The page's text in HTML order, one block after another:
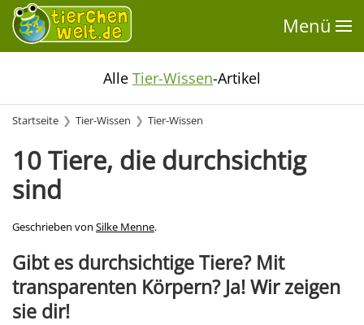
Menü
Alle Tier-Wissen-Artikel
Startseite Tier-Wissen Tier-Wissen
10 Tiere, die durchsichtig
sind
Geschrieben von Silke Menne.
Gibt es durchsichtige Tiere? Mit
transparenten Körpern? Ja! Wir zeigen
sie dir!